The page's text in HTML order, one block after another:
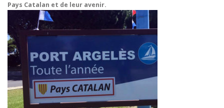
Pays Catalan et de leur avenir.